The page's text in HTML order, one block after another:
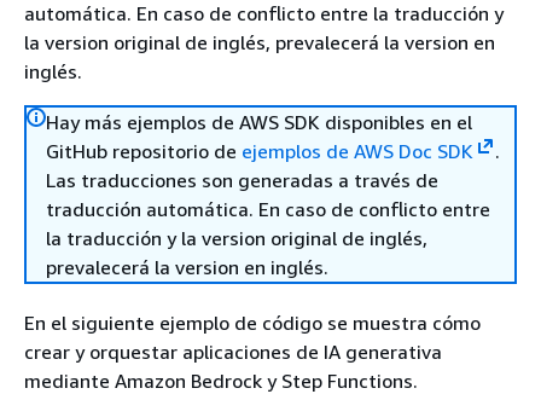
automática. En caso de conflicto entre la traducción y
la version original de inglés, prevalecerá la version en
inglés.
Hay más ejemplos de AWS SDK disponibles en el
GitHub repositorio de ejemplos de AWS Doc SDK
.
Las traducciones son generadas a través de
traducción automática. En caso de conflicto entre
la traducción y la version original de inglés,
prevalecerá la version en inglés.
En el siguiente ejemplo de código se muestra cómo
crear y orquestar aplicaciones de IA generativa
mediante Amazon Bedrock y Step Functions.